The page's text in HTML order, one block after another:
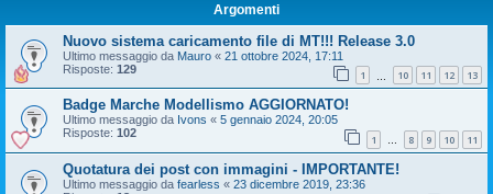
Argomenti
Nuovo sistema caricamento file di MT!!! Release 3.0
Ultimo messaggio da Mauro « 21 ottobre 2024, 17:11
Risposte: 129 1 10 11 12 13
Badge Marche Modellismo AGGIORNATO!
Ultimo messaggio da Ivons « 5 gennaio 2024, 20:05
Risposte: 102 1 … 8 9 10 11
Quotatura dei post con immagini - IMPORTANTE!
Ultimo messaggio da fearless « 23 dicembre 2019, 23:36